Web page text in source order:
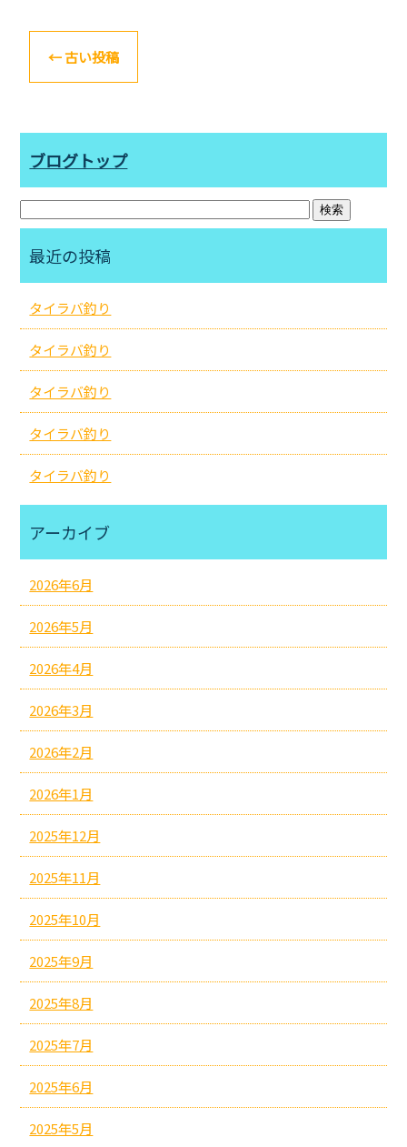
←古い投稿
ブログトップ
最近の投稿
タイラバ釣り
タイラバ釣り
タイラバ釣り
タイラバ釣り
タイラバ釣り
アーカイブ
2026年6月
2026年5月
2026年4月
2026年3月
2026年2月
2026年1月
2025年12月
2025年11月
2025年10月
2025年9月
2025年8月
2025年7月
2025年6月
2025年5月